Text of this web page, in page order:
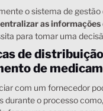
o sistema de
as informações
para tomar uma
de
de
com um fornecedor
durante o processo